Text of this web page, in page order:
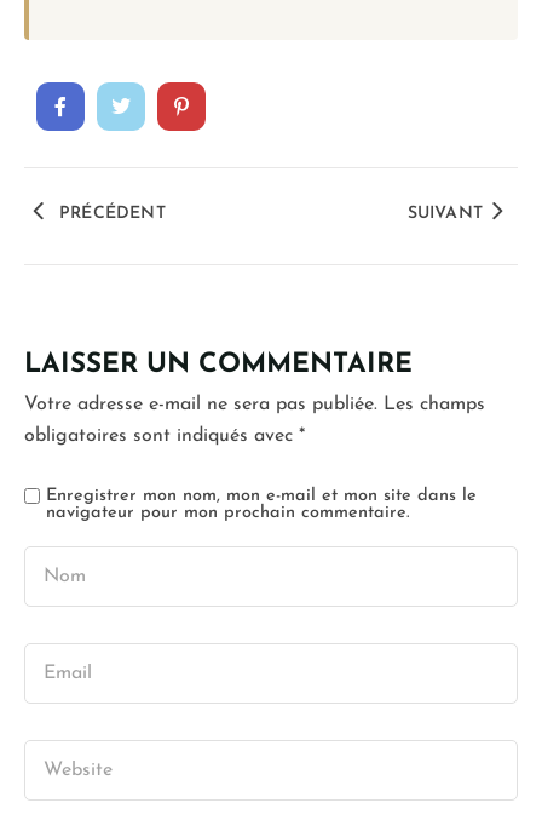
PRÉCÉDENT SUIVANT
LAISSER UN COMMENTAIRE
Votre adresse e-mail ne sera pas publiée. Les champs
obligatoires sont indiqués avec *
Enregistrer mon nom, mon e-mail et mon site dans le
navigateur pour mon prochain commentaire.